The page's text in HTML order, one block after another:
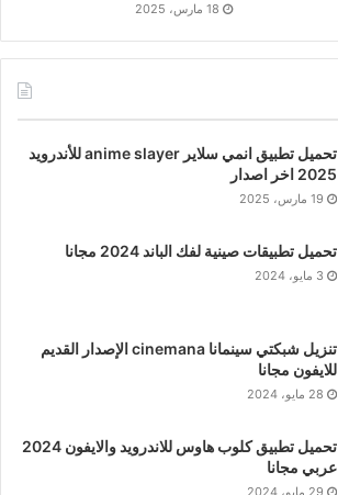
18 مارس، 2025
تحميل تطبيق انمي سلاير anime slayer للأندرويد
2025 اخر اصدار
19 مارس، 2025
تحميل تطبيقات صينية لفك الباند 2024 مجانا
3 مايو، 2024
تنزيل شبكتي سينمانا cinemana الإصدار القديم
للايفون مجانا
28 مايو، 2024
تحميل تطبيق كلوب هاوس للاندرويد والايفون 2024
عربي مجانا